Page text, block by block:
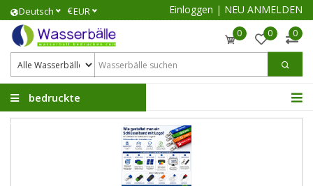
Deutsch €EUR Einloggen | NEU ANMELDEN
0 0 0
bedruckte
Wasserbälle